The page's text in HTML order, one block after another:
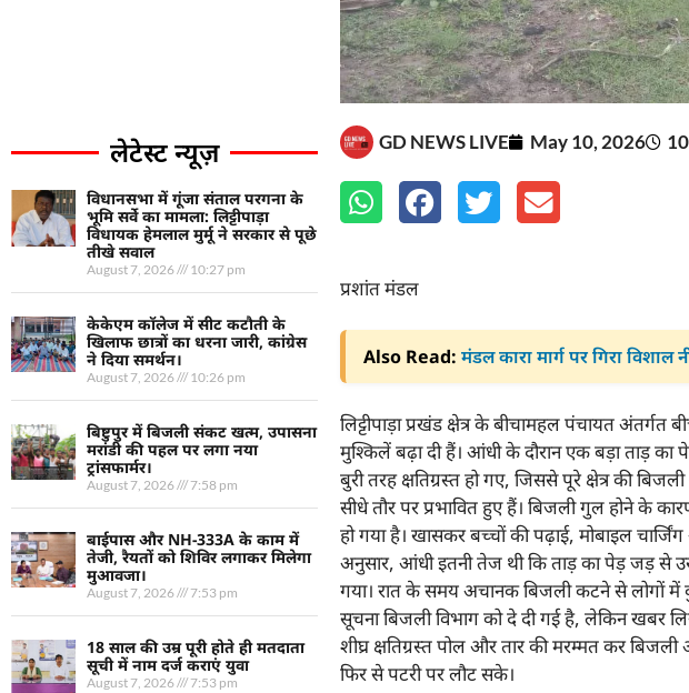
लेटेस्ट न्यूज़
विधानसभा में गूंजा संताल परगना के
भूमि सर्वे का मामला: लिट्टीपाड़ा
विधायक हेमलाल मुर्मू ने सरकार से पूछे
तीखे सवाल
August 7, 2026 10:27 pm
केकेएम कॉलेज में सीट कटौती के
खिलाफ छात्रों का धरना जारी, कांग्रेस
ने दिया समर्थन।
August 7, 2026 10:26 pm
बिष्टुपुर में बिजली संकट खत्म, उपासना
मरांडी की पहल पर लगा नया
ट्रांसफार्मर।
August 7, 2026 7:58 pm
बाईपास और NH-333A के काम में
तेजी, रैयतों को शिविर लगाकर मिलेगा
मुआवजा।
August 7, 2026 7:53 pm
18 साल की उम्र पूरी होते ही मतदाता
सूची में नाम दर्ज कराएं युवा
August 7, 2026 7:53 pm
GD NEWS LIVE May 10, 2026
प्रशांत मंडल
Also Read: मंडल कारा मार्ग पर गिरा
लिट्टीपाड़ा प्रखंड क्षेत्र के बीचामहल पंचायत
मुश्किलें बढ़ा दी हैं। आंधी के दौरान एक बड़ा ताड़
बुरी तरह क्षतिग्रस्त हो गए, जिससे पूरे क्षेत्र की
सीधे तौर पर प्रभावित हुए हैं। बिजली गुल होने के
हो गया है। खासकर बच्चों की पढ़ाई, मोबाइल
अनुसार, आंधी इतनी तेज थी कि ताड़ का पेड़ जड़ से
गया। रात के समय अचानक बिजली कटने से लोगों
सूचना बिजली विभाग को दे दी गई है, लेकिन खबर
शीघ्र क्षतिग्रस्त पोल और तार की मरम्मत कर
फिर से पटरी पर लौट सके।